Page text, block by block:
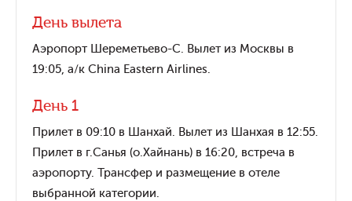
День вылета
Аэропорт Шереметьево-C. Вылет из Москвы в
19:05, а/к China Eastern Airlines.
День 1
Прилет в 09:10 в Шанхай. Вылет из Шанхая в 12:55.
Прилет в г.Санья (о.Хайнань) в 16:20, встреча в
аэропорту. Трансфер и размещение в отеле
выбранной категории.